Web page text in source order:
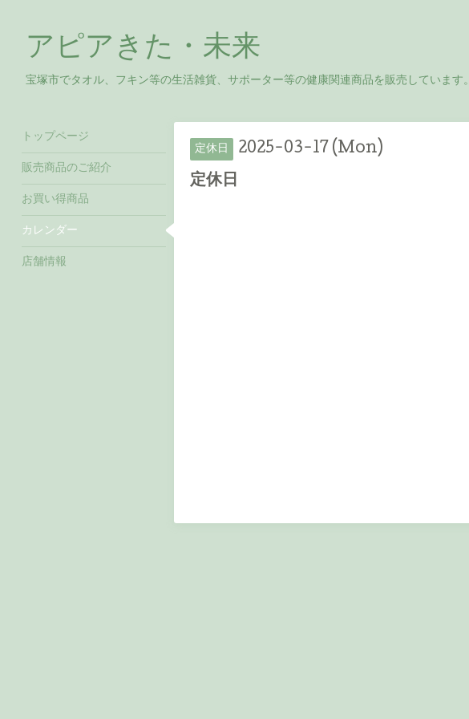
アピアきた・未来
宝塚市でタオル、フキン等の生活雑貨、サポーター等の健康関連商品を販売しています。
定休日 2025-03-17 (Mon)
定休日
トップページ
販売商品のご紹介
お買い得商品
カレンダー
店舗情報